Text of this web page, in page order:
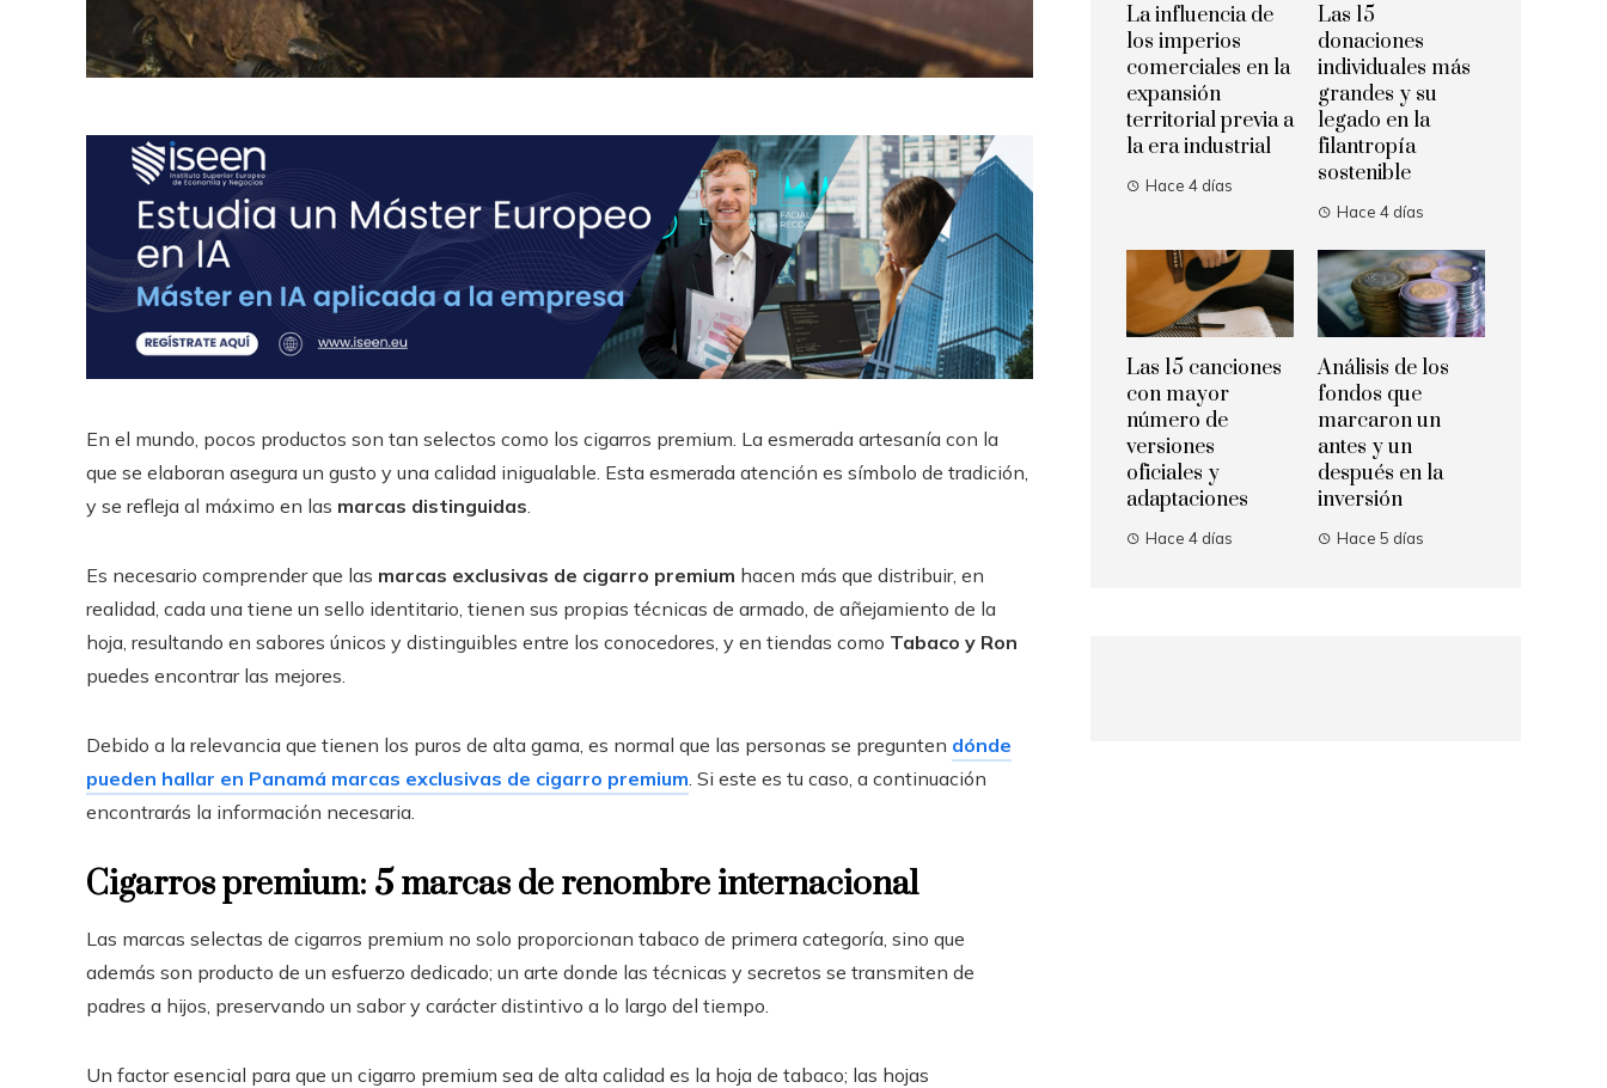
En el mundo, pocos productos son tan selectos como los cigarros premium. La esmerada artesanía con la
que se elaboran asegura un gusto y una calidad inigualable. Esta esmerada atención es símbolo de tradición,
y se refleja al máximo en las marcas distinguidas
Es necesario comprender que las marcas exclusivas de cigarro premium hacen más que distribuir, en
realidad, cada una tiene un sello identitario, tienen sus propias técnicas de armado, de añejamiento de la
hoja, resultando en sabores únicos y distinguibles entre los conocedores, y en tiendas como Tabaco y Ron
puedes encontrar las mejores.
Debido a la relevancia que tienen los puros de alta gama, es normal que las personas se pregunten dónde
pueden hallar en Panamá marcas exclusivas de cigarro premium . Si este es tu caso, a continuación
encontrarás la información necesaria.
Cigarros premium: 5 marcas de renombre internacional
Las marcas selectas de cigarros premium no solo proporcionan tabaco de primera categoría, sino que
además son producto de un esfuerzo dedicado; un arte donde las técnicas y secretos se transmiten de
padres a hijos, preservando un sabor y carácter distintivo a lo largo del tiempo.
Un factor esencial para que un cigarro premium sea de alta calidad es la hoja de tabaco; las hojas
La influencia de
los imperios
comerciales en la
expansión
territorial previa a
la era industrial
Hace 4 días
Las 15
donaciones
individuales más
grandes y su
legado en la
filantropía
sostenible
Hace 4 días
Las 15 canciones
con mayor
número de
versiones
oficiales y
adaptaciones
Hace 4 días
Análisis de los
fondos que
marcaron un
antes y un
después en la
inversión
Hace 5 días